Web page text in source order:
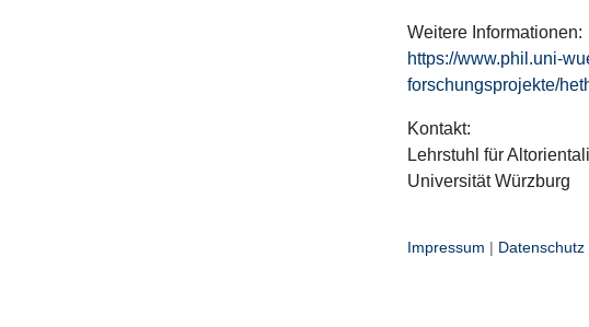
Weitere Informationen:
https://www.phil.uni-
forschungsprojekte/
Kontakt:
Lehrstuhl für
Universität Würzburg
Impressum | Datenschutz